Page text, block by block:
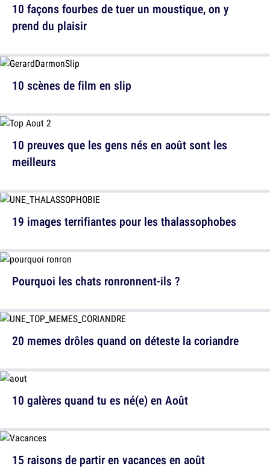
10 façons fourbes de tuer un moustique, on y
prend du plaisir
10 preuves que les gens nés en août sont les
meilleurs
Pourquoi les chats ronronnent-ils ?
10 galères quand tu es né(e) en Août
10 scènes de film en slip
19 images terrifiantes pour les thalassophobes
20 memes drôles quand on déteste la coriandre
15 raisons de partir en vacances en août